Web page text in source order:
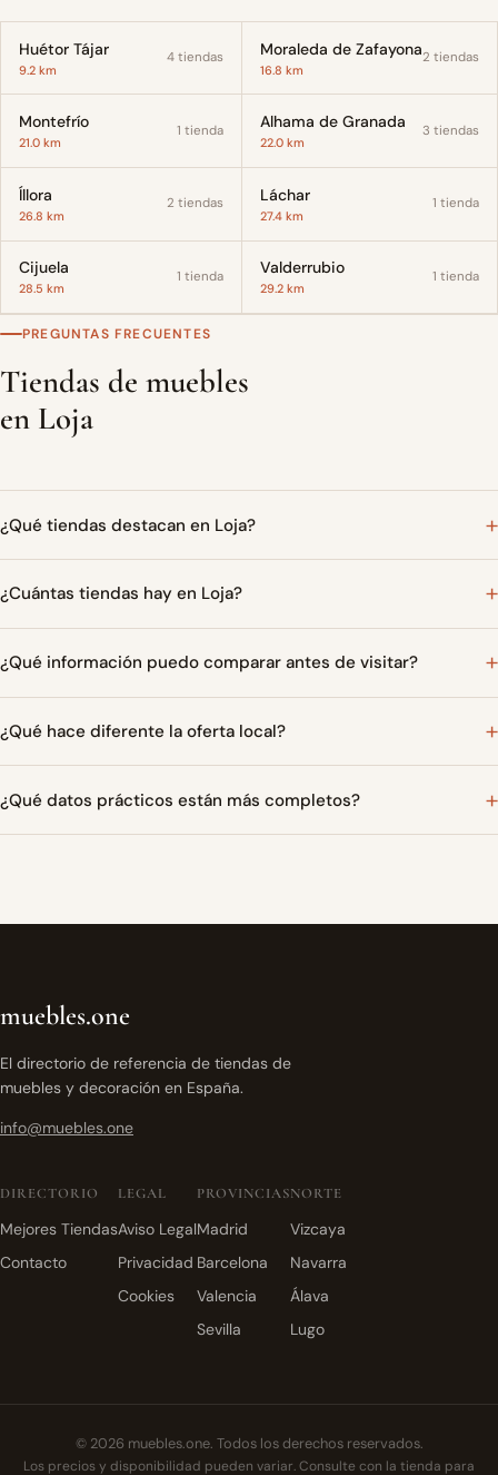
Huétor Tájar
9.2 km
4 tiendas Moraleda de Zafayona
16.8 km
2 tiendas
Montefrío
21.0 km
1 tienda Alhama de Granada
22.0 km
3 tiendas
Íllora
26.8 km
2 tiendas Láchar
27.4 km
1 tienda
Cijuela
28.5 km
1 tienda Valderrubio
29.2 km
1 tienda
PREGUNTAS FRECUENTES
Tiendas de muebles
en Loja
¿Qué tiendas destacan en Loja?
¿Cuántas tiendas hay en Loja?
¿Qué información puedo comparar antes de visitar?
¿Qué hace diferente la oferta local?
¿Qué datos prácticos están más completos?
muebles.one
El directorio de referencia de tiendas de
muebles y decoración en España.
info@muebles.one
DIRECTORIO
Mejores Tiendas
Contacto
LEGAL
Aviso Legal
Privacidad
Cookies
PROVINCIAS
Madrid
Barcelona
Valencia
Sevilla
NORTE
Vizcaya
Navarra
Álava
Lugo
© 2026 muebles.one. Todos los derechos reservados.
Los precios y disponibilidad pueden variar. Consulte con la tienda para